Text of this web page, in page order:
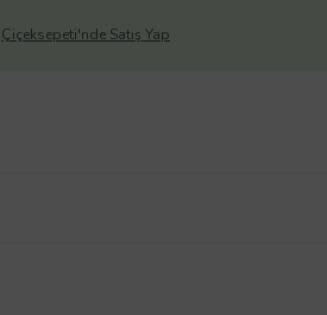
Çiçeksepeti'nde Satış Yap